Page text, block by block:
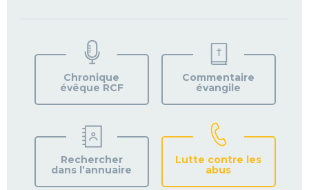
VOTRE
PAROISSE
Chronique
évêque RCF
Commentaire
évangile
Rechercher
dans l’annuaire
Lutte contre les
abus